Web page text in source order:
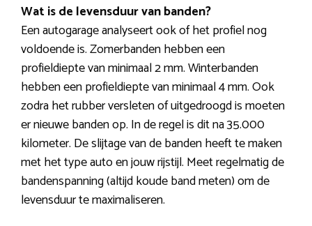
Wat is de levensduur van banden?
Een autogarage analyseert ook of het profiel nog
voldoende is. Zomerbanden hebben een
profieldiepte van minimaal 2 mm. Winterbanden
hebben een profieldiepte van minimaal 4 mm. Ook
zodra het rubber versleten of uitgedroogd is moeten
er nieuwe banden op. In de regel is dit na 35.000
kilometer. De slijtage van de banden heeft te maken
met het type auto en jouw rijstijl. Meet regelmatig de
bandenspanning (altijd koude band meten) om de
levensduur te maximaliseren.